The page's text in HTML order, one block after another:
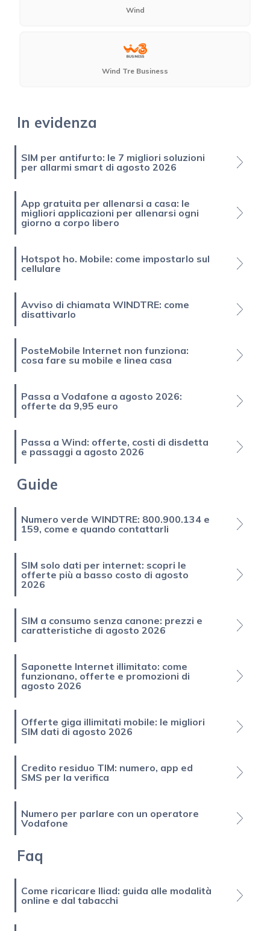
Wind
Wind Tre Business
In evidenza
SIM per antifurto: le 7 migliori soluzioni
per allarmi smart di agosto 2026
App gratuita per allenarsi a casa: le
migliori applicazioni per allenarsi ogni
giorno a corpo libero
Hotspot ho. Mobile: come impostarlo sul
cellulare
Avviso di chiamata WINDTRE: come
disattivarlo
PosteMobile Internet non funziona:
cosa fare su mobile e linea casa
Passa a Vodafone a agosto 2026:
offerte da 9,95 euro
Passa a Wind: offerte, costi di disdetta
e passaggi a agosto 2026
Guide
Numero verde WINDTRE: 800.900.134 e
159, come e quando contattarli
SIM solo dati per internet: scopri le
offerte più a basso costo di agosto
2026
SIM a consumo senza canone: prezzi e
caratteristiche di agosto 2026
Saponette Internet illimitato: come
funzionano, offerte e promozioni di
agosto 2026
Offerte giga illimitati mobile: le migliori
SIM dati di agosto 2026
Credito residuo TIM: numero, app ed
SMS per la verifica
Numero per parlare con un operatore
Vodafone
Faq
Come ricaricare Iliad: guida alle modalità
online e dal tabacchi